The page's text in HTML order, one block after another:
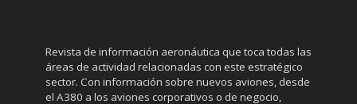
Revista de información aeronáutica que toca todas las
áreas de actividad relacionadas con este estratégico
sector. Con información sobre nuevos aviones, desde
el A380 a los aviones corporativos o de negocio,